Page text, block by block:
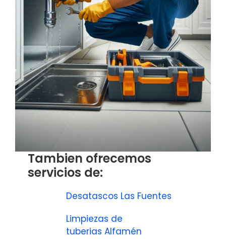
Tambien ofrecemos
servicios de:
Desatascos Las Fuentes
Limpiezas de
tuberias Alfamén